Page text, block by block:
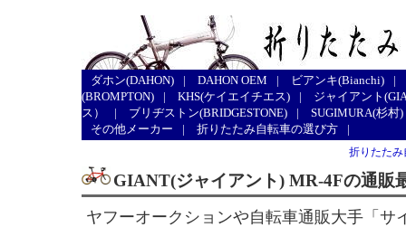
ダホン(DAHON) | DAHON OEM | ビアンキ(Bianchi)
|
(BROMPTON)
| KHS(ケイエイチエス) |
ジャイアント
ス）
| ブリヂストン(BRIDGESTONE) |
SUGIMURA(杉村)
その他メーカー
| 折りたたみ自転車の選び方 |
折りたた
GIANT(ジャイアント) MR-4Fの通販
ヤフーオークションや自転車通販大手「サ